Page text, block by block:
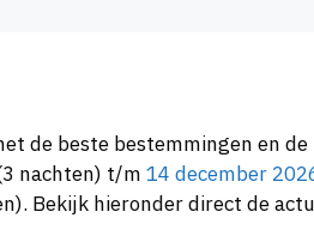
de beste bestemmingen en
nachten) t/m 14 december
Bekijk hieronder direct de